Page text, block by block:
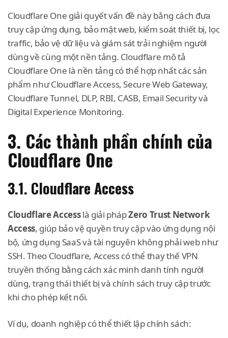
Cloudflare One giải quyết vấn đề này bằng cách đưa
truy cập ứng dụng, bảo mật web, kiểm soát thiết bị, lọc
traffic, bảo vệ dữ liệu và giám sát trải nghiệm người
dùng về cùng một nền tảng. Cloudflare mô tả
Cloudflare One là nền tảng có thể hợp nhất các sản
phẩm như Cloudflare Access, Secure Web Gateway,
Cloudflare Tunnel, DLP, RBI, CASB, Email Security và
Digital Experience Monitoring.
3. Các thành phần chính của
Cloudflare One
3.1. Cloudflare Access
Cloudflare Accesslà giải phápZero Trust Network
Access, giúp bảo vệ quyền truy cập vào ứng dụng nội
bộ, ứng dụng SaaS và tài nguyên không phải web như
SSH. Theo Cloudflare, Access có thể thay thế VPN
truyền thống bằng cách xác minh danh tính người
dùng, trạng thái thiết bị và chính sách truy cập trước
khi cho phép kết nối.
Ví dụ, doanh nghiệp có thể thiết lập chính sách: